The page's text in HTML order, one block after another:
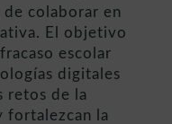
colaborar en
El objetivo
escolar
digitales
retos de la
fortalezcan la